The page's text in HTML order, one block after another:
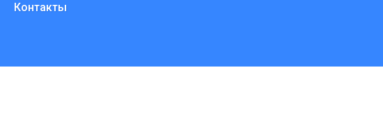
Контакты